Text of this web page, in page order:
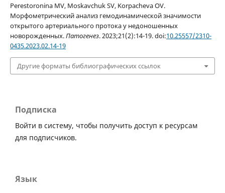
Perestoronina MV, Moskavchuk SV, Korpacheva OV.
Морфометрический анализ гемодинамической значимости
открытого артериального протока у недоношенных
новорожденных.Патогенез. 2023;21(2):14-19. doi:10.25557/2310-
0435.2023.02.14-19
Другие форматы библиографических ссылок
Подписка
Войти в систему, чтобы получить доступ к ресурсам
для подписчиков.
Язык